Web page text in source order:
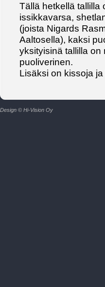
Tällä hetkellä tallilla
issikkavarsa,
(joista Nigards
Aaltosella), kaksi
yksityisinä tallilla
puoliverinen.
Lisäksi on kissoja ja
Design © Hi-Vision Oy